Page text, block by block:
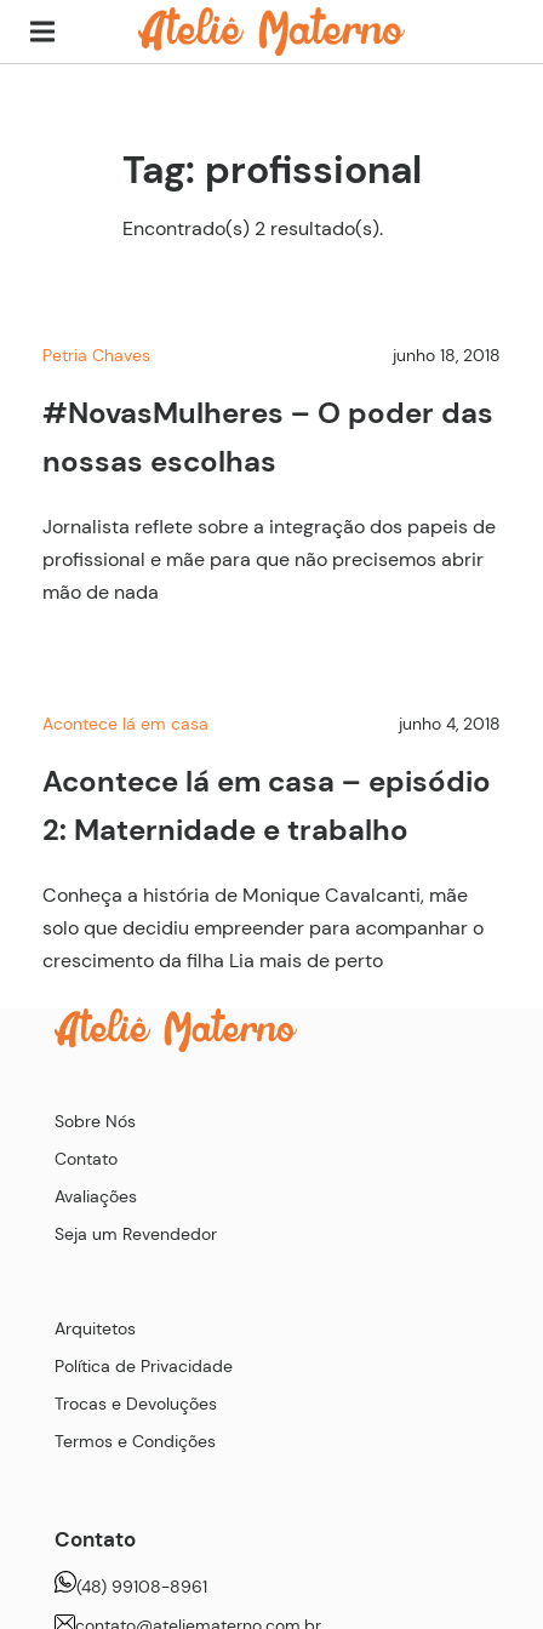
Tag: profissional
Encontrado(s) 2 resultado(s).
Petria Chaves junho 18, 2018
#NovasMulheres – O poder das
nossas escolhas
Jornalista reflete sobre a integração dos papeis de
profissional e mãe para que não precisemos abrir
mão de nada
Acontece lá em casa junho 4, 2018
Acontece lá em casa – episódio
2: Maternidade e trabalho
Conheça a história de Monique Cavalcanti, mãe
solo que decidiu empreender para acompanhar o
crescimento da filha Lia mais de perto
Sobre Nós
Contato
Avaliações
Seja um Revendedor
Arquitetos
Política de Privacidade
Trocas e Devoluções
Termos e Condições
Contato
(48) 99108-8961